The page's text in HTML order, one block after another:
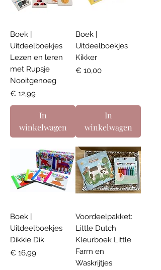
Boek |
Uitdeelboekjes
Lezen en leren
met Rupsje
Nooitgenoeg
Prijs
€ 12,99
In
winkelwagen
Boek |
Uitdeelboekjes
Kikker
Prijs
€ 10,00
In
winkelwagen
Boek |
Uitdeelboekjes
Dikkie Dik
Prijs
€ 16,99
Voordeelpakket:
Little Dutch
Kleurboek Little
Farm en
Waskrijtjes